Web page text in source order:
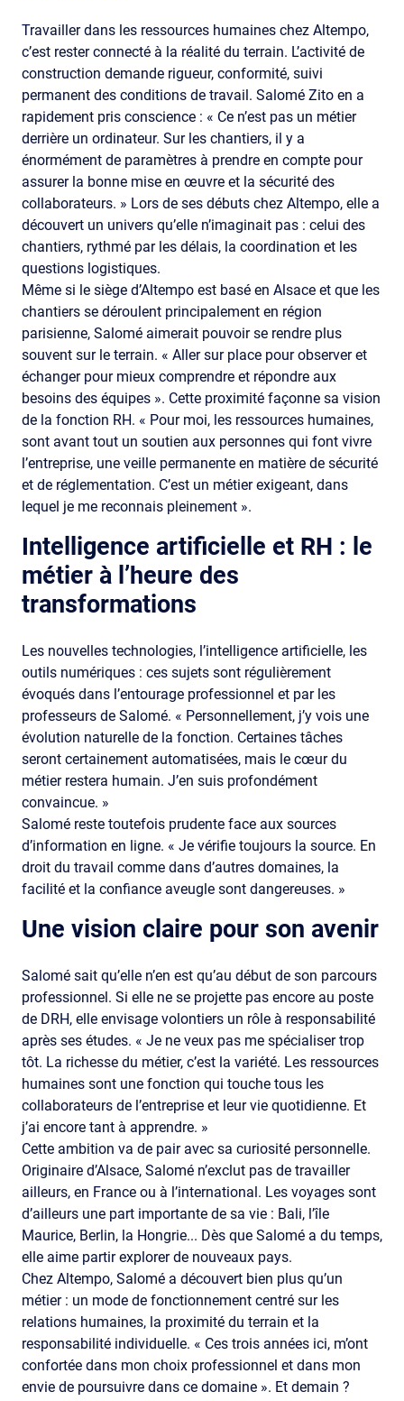
Travailler dans les ressources humaines chez Altempo,
c’est rester connecté à la réalité du terrain. L’activité de
construction demande rigueur, conformité, suivi
permanent des conditions de travail. Salomé Zito en a
rapidement pris conscience : « Ce n’est pas un métier
derrière un ordinateur. Sur les chantiers, il y a
énormément de paramètres à prendre en compte pour
assurer la bonne mise en œuvre et la sécurité des
collaborateurs. » Lors de ses débuts chez Altempo, elle a
découvert un univers qu’elle n’imaginait pas : celui des
chantiers, rythmé par les délais, la coordination et les
questions logistiques.
Même si le siège d’Altempo est basé en Alsace et que les
chantiers se déroulent principalement en région
parisienne, Salomé aimerait pouvoir se rendre plus
souvent sur le terrain. « Aller sur place pour observer et
échanger pour mieux comprendre et répondre aux
besoins des équipes ». Cette proximité façonne sa vision
de la fonction RH. « Pour moi, les ressources humaines,
sont avant tout un soutien aux personnes qui font vivre
l’entreprise, une veille permanente en matière de sécurité
et de réglementation. C’est un métier exigeant, dans
lequel je me reconnais pleinement ».
Intelligence artificielle et RH : le
métier à l’heure des
transformations
Les nouvelles technologies, l’intelligence artificielle, les
outils numériques : ces sujets sont régulièrement
évoqués dans l’entourage professionnel et par les
professeurs de Salomé. « Personnellement, j’y vois une
évolution naturelle de la fonction. Certaines tâches
seront certainement automatisées, mais le cœur du
métier restera humain. J’en suis profondément
convaincue. »
Salomé reste toutefois prudente face aux sources
d’information en ligne. « Je vérifie toujours la source. En
droit du travail comme dans d’autres domaines, la
facilité et la confiance aveugle sont dangereuses. »
Une vision claire pour son avenir
Salomé sait qu’elle n’en est qu’au début de son parcours
professionnel. Si elle ne se projette pas encore au poste
de DRH, elle envisage volontiers un rôle à responsabilité
après ses études. « Je ne veux pas me spécialiser trop
tôt. La richesse du métier, c’est la variété. Les ressources
humaines sont une fonction qui touche tous les
collaborateurs de l’entreprise et leur vie quotidienne. Et
j’ai encore tant à apprendre. »
Cette ambition va de pair avec sa curiosité personnelle.
Originaire d’Alsace, Salomé n’exclut pas de travailler
ailleurs, en France ou à l’international. Les voyages sont
d’ailleurs une part importante de sa vie : Bali, l’île
Maurice, Berlin, la Hongrie... Dès que Salomé a du temps,
elle aime partir explorer de nouveaux pays.
Chez Altempo, Salomé a découvert bien plus qu’un
métier : un mode de fonctionnement centré sur les
relations humaines, la proximité du terrain et la
responsabilité individuelle. « Ces trois années ici, m’ont
confortée dans mon choix professionnel et dans mon
envie de poursuivre dans ce domaine ». Et demain ?